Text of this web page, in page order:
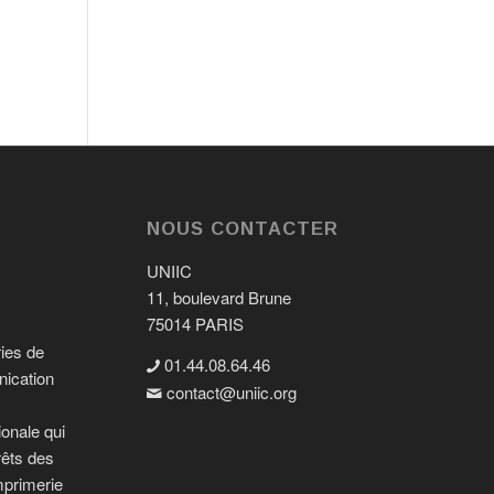
de
qui
des
NOUS CONTACTER
UNIIC
11, boulevard Brune
75014 PARIS
01.44.08.64.46
contact@uniic.org